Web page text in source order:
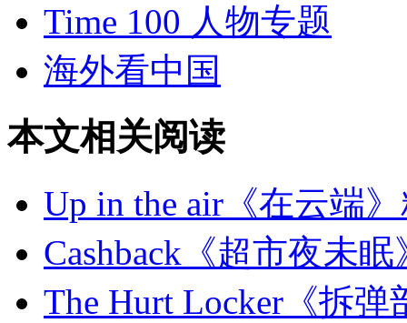
Time 100 人物专题
海外看中国
本文相关阅读
Up in the air《在云端
Cashback《超市夜未
The Hurt Locker《拆